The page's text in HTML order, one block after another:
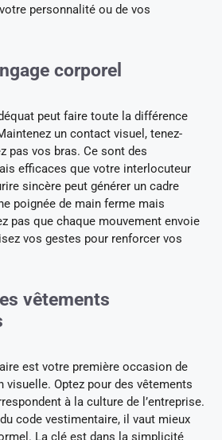
personnalité ou de vos
corporel
peut faire toute la différence
un contact visuel, tenez-
pas vos bras. Ce sont des
efficaces que votre interlocuteur
sincère peut générer un cadre
poignée de main ferme mais
pas que chaque mouvement envoie
vos gestes pour renforcer vos
vêtements
est votre première occasion de
visuelle. Optez pour des vêtements
à la culture de l’entreprise.
code vestimentaire, il vaut mieux
La clé est dans la simplicité